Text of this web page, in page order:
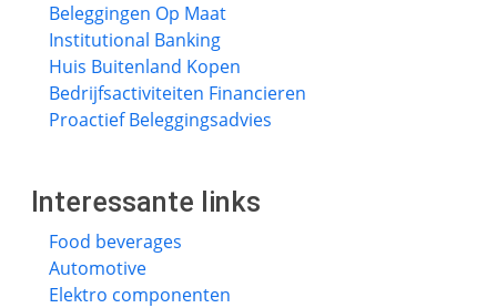
Beleggingen Op Maat
Institutional Banking
Huis Buitenland Kopen
Bedrijfsactiviteiten Financieren
Proactief Beleggingsadvies
Interessante links
Food beverages
Automotive
Elektro componenten